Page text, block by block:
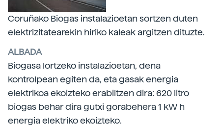
Coruñako Biogas instalazioetan sortzen duten
elektrizitatearekin hiriko kaleak argitzen dituzte.
ALBADA
Biogasa lortzeko instalazioetan, dena
kontrolpean egiten da, eta gasak energia
elektrikoa ekoizteko erabiltzen dira: 620 litro
biogas behar dira gutxi gorabehera 1 kW h
energia elektriko ekoizteko.